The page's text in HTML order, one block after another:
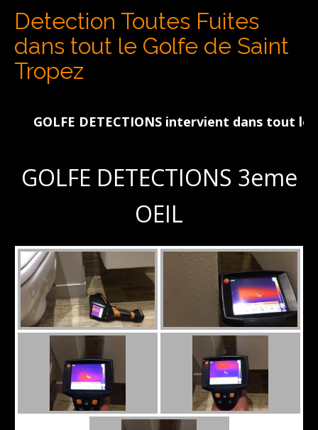
Detection Toutes Fuites
dans tout le Golfe de Saint
Tropez
GOLFE DETECTIONS intervient dans tout le
GOLFE DETECTIONS 3eme
OEIL